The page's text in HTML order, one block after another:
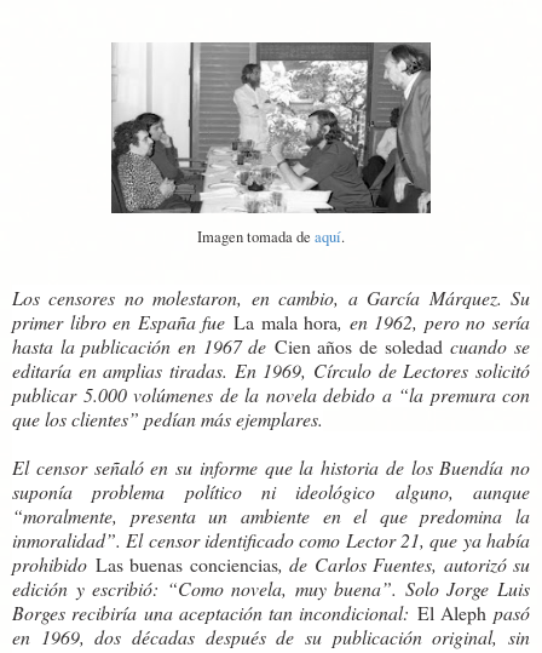
Imagen tomada de aquí.
Los censores no molestaron, en cambio, a García Márquez. Su
primer libro en España fue La mala hora, en 1962, pero no sería
hasta la publicación en 1967 de Cien años de soledad cuando se
editaría en amplias tiradas. En 1969, Círculo de Lectores solicitó
publicar 5.000 volúmenes de la novela debido a “la premura con
que los clientes” pedían más ejemplares.
El censor señaló en su informe que la historia de los Buendía no
suponía problema político ni ideológico alguno, aunque
“moralmente, presenta un ambiente en el que predomina la
inmoralidad”. El censor identificado como Lector 21, que ya había
prohibido Las buenas conciencias, de Carlos Fuentes, autorizó su
edición y escribió: “Como novela, muy buena”. Solo Jorge Luis
Borges recibiría una aceptación tan incondicional: El Aleph pasó
en 1969, dos décadas después de su publicación original, sin